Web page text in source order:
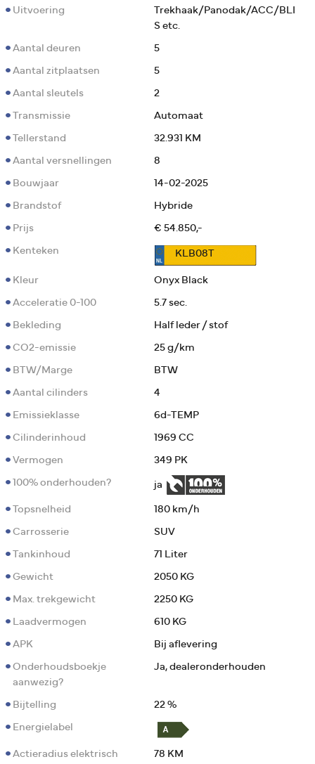
Uitvoering
Trekhaak/Panodak/ACC/BLI
S etc.
Aantal deuren 5
Aantal zitplaatsen 5
Aantal sleutels 2
Transmissie Automaat
Tellerstand 32.931 KM
Aantal versnellingen 8
Bouwjaar 14-02-2025
Brandstof Hybride
Prijs € 54.850,-
Kenteken KLB08T
Kleur Onyx Black
Acceleratie 0-100 5.7 sec.
Bekleding Half leder / stof
CO2-emissie 25 g/km
BTW/Marge BTW
Aantal cilinders 4
Emissieklasse 6d-TEMP
Cilinderinhoud 1969 CC
Vermogen 349 PK
100% onderhouden? ja
Topsnelheid 180 km/h
Carrosserie SUV
Tankinhoud 71 Liter
Gewicht 2050 KG
Max. trekgewicht 2250 KG
Laadvermogen 610 KG
APK Bij aflevering
Onderhoudsboekje
aanwezig?
Ja, dealeronderhouden
Bijtelling 22 %
Energielabel
Actieradius elektrisch 78 KM